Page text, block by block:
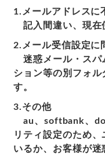
1.メールアドレスに
記入間違い、現在
2.メール受信設定に
迷惑メール・スパ
ション等の別フォル
す。
3.その他
au、softbank、
リティ設定のため
いるか、お客様が